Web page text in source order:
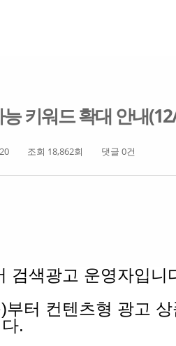
키워드 확대 안내
조회 18,862회 댓글 0건
검색광고 운영자입니
부터 컨텐츠형 광고
.